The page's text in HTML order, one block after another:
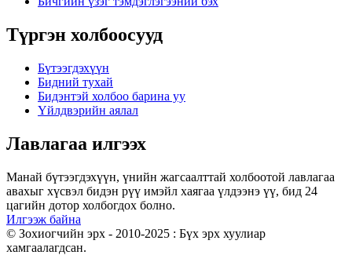
Түргэн холбоосууд
Бүтээгдэхүүн
Бидний тухай
Бидэнтэй холбоо барина уу
Үйлдвэрийн аялал
Лавлагаа илгээх
Манай бүтээгдэхүүн, үнийн жагсаалттай холбоотой лавлагаа
авахыг хүсвэл бидэн рүү имэйл хаягаа үлдээнэ үү, бид 24
цагийн дотор холбогдох болно.
Илгээж байна
© Зохиогчийн эрх - 2010-2025 : Бүх эрх хуулиар
хамгаалагдсан.